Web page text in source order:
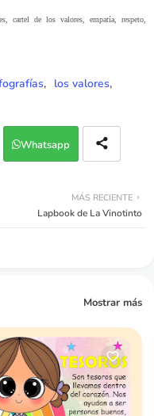
cartel de los valores, empatía, respeto,
los valores
Whatsapp
MÁS RECIENTE
Lapbook de La Vinotinto
Mostrar más